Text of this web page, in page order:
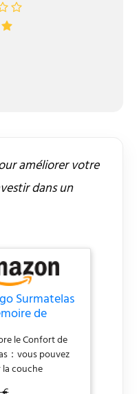
améliorer votre
dans un
Surmatelas
de
7,5 cm
le Confort de
：vous pouvez
la couche